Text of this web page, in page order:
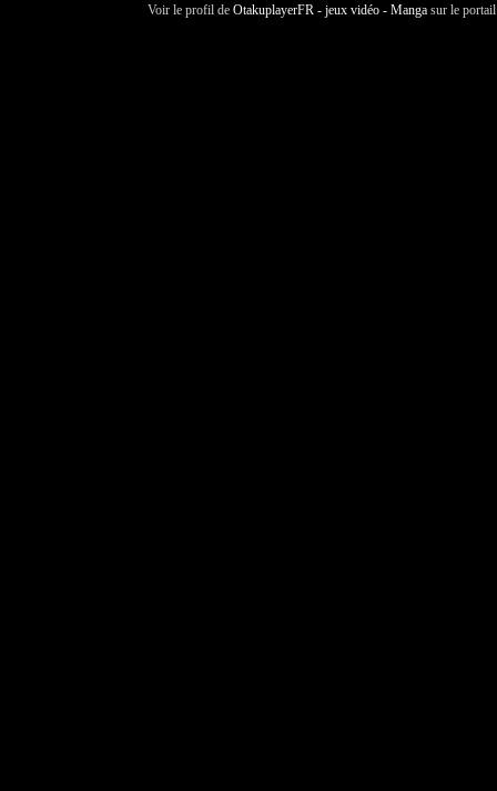
Voir le profil de OtakuplayerFR - jeux vidéo - Manga sur le